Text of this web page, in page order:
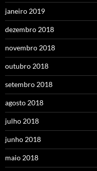
janeiro 2019
dezembro 2018
novembro 2018
outubro 2018
setembro 2018
agosto 2018
julho 2018
junho 2018
maio 2018